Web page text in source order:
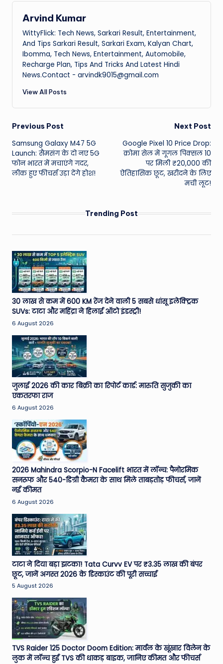
Arvind Kumar
WittyFlick: Tech News, Sarkari Result, Entertainment,
And Tips Sarkari Result, Sarkari Exam, Kalyan Chart,
Ibomma, Tech News, Entertainment, Automobile,
Recharge Plan, Tips And Tricks And Latest Hindi
News.Contact - arvindk9015@gmail.com
View All Posts
Post
navigation
Previous Post
Samsung Galaxy M47 5G
Launch: सैमसंग के दो नए 5G
फोन भारत में मचाएंगे गदर,
लीक हुए फीचर्स उड़ा देंगे होश!
Next Post
Google Pixel 10 Price Drop:
क्रोमा सेल में गूगल पिक्सल 10
पर मिली ₹20,000 की
ऐतिहासिक छूट, खरीदने के लिए
मची लूट!
Trending Post
30 लाख से कम में 600 KM रेंज देने वाली 5 सबसे धांसू इलेक्ट्रिक
SUVs: टाटा और महिंद्रा ने हिलाई ऑटो इंडस्ट्री!
6 August 2026
जुलाई 2026 की कार बिक्री का रिपोर्ट कार्ड: मारुति सुजुकी का
एकतरफा राज
6 August 2026
2026 Mahindra Scorpio-N Facelift भारत में लॉन्च: पैनोरमिक
सनरूफ और 540-डिग्री कैमरा के साथ मिले ताबड़तोड़ फीचर्स, जानें
नई कीमत
6 August 2026
टाटा ने दिया बड़ा झटका! Tata Curvv EV पर ₹3.35 लाख की बंपर
छूट, जानें अगस्त 2026 के डिस्काउंट की पूरी सच्चाई
5 August 2026
TVS Raider 125 Doctor Doom Edition: मार्वल के खूंखार विलेन के
लुक में लॉन्च हुई TVS की धाकड़ बाइक, जानिए कीमत और फीचर्स